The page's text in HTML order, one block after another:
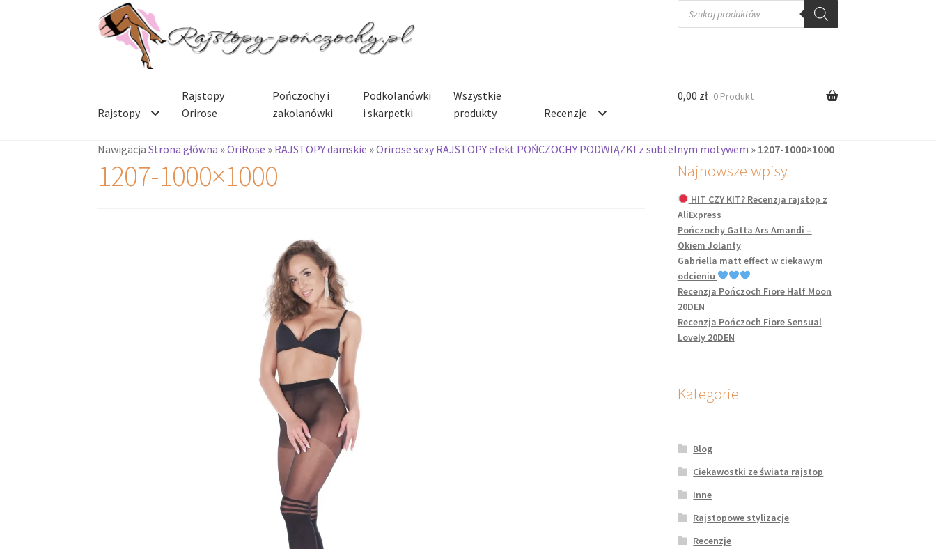
Przejdź
do
nawigacji
Przejdź
do
treści
Wyszukiwarka
produktów
Rajstopy
Rajstopy
Orirose
Pończochy i
zakolanówki
Podkolanówki
i skarpetki
Wszystkie
produkty
Recenzje
0,00 zł 0 Produkt
NawigacjaStrona główna »OriRose » RAJSTOPY damskie »Orirose sexy RAJSTOPY efekt POŃCZOCHY PODWIĄZKI z subtelnym motywem » 1207-1000×1000
1207-1000×1000 Najnowsze wpisy
HIT CZY KIT? Recenzja rajstop z
AliExpress
Pończochy Gatta Ars Amandi –
Okiem Jolanty
Gabriella matt effect w ciekawym
odcieniu
Recenzja Pończoch Fiore Half Moon
20DEN
Recenzja Pończoch Fiore Sensual
Lovely 20DEN
Kategorie
Blog
Ciekawostki ze świata rajstop
Inne
Rajstopowe stylizacje
Recenzje